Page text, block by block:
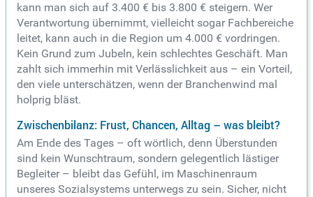
kann man sich auf 3.400 € bis 3.800 € steigern. Wer
Verantwortung übernimmt, vielleicht sogar Fachbereiche
leitet, kann auch in die Region um 4.000 € vordringen.
Kein Grund zum Jubeln, kein schlechtes Geschäft. Man
zahlt sich immerhin mit Verlässlichkeit aus – ein Vorteil,
den viele unterschätzen, wenn der Branchenwind mal
holprig bläst.
Zwischenbilanz: Frust, Chancen, Alltag – was bleibt?
Am Ende des Tages – oft wörtlich, denn Überstunden
sind kein Wunschtraum, sondern gelegentlich lästiger
Begleiter – bleibt das Gefühl, im Maschinenraum
unseres Sozialsystems unterwegs zu sein. Sicher, nicht